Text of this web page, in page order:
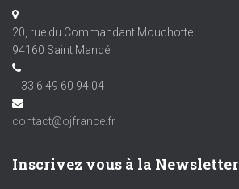
20, rue du Commandant Mouchotte
94160 Saint Mandé
+ 33 6 49 60 94 04
contact@ojfrance.fr
Inscrivez vous à la Newsletter